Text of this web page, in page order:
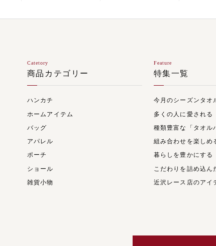
Catetory
商品カテゴリー
ハンカチ
ホームアイテム
バッグ
アパレル
ポーチ
ショール
雑貨小物
Feature
特集一覧
今月のシーズンタオ
多くの人に愛される
種類豊富な「タオル
組み合わせを楽しめ
暮らしを豊かにする
こだわりを詰め込ん
近沢レース店のアイ